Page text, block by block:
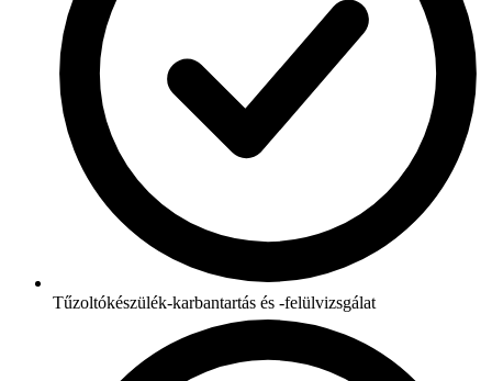
Tűzoltókészülék-karbantartás és -felülvizsgálat